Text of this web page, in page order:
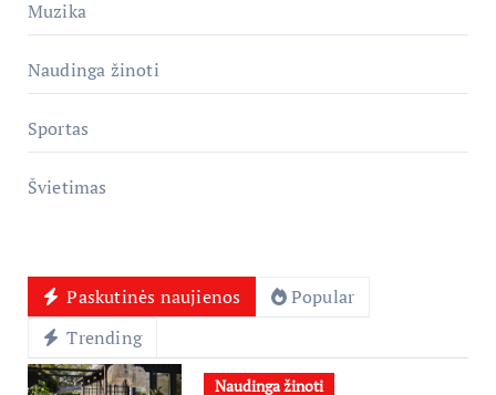
Muzika
Naudinga žinoti
Sportas
Švietimas
Paskutinės naujienos
Popular
Trending
Naudinga žinoti